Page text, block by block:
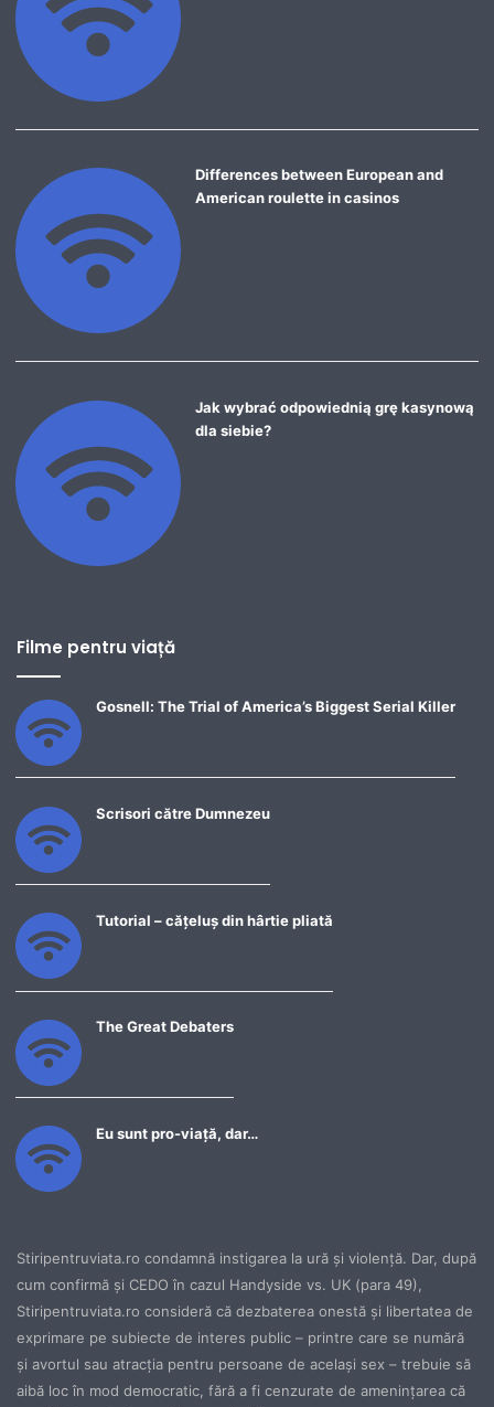
Differences between European and
American roulette in casinos
Jak wybrać odpowiednią grę kasynową
dla siebie?
Filme pentru viață
Gosnell: The Trial of America’s Biggest Serial Killer
Scrisori către Dumnezeu
Tutorial – cățeluș din hârtie pliată
The Great Debaters
Eu sunt pro-viață, dar…
Stiripentruviata.ro condamnă instigarea la ură şi violenţă. Dar, după
cum confirmă şi CEDO în cazul Handyside vs. UK (para 49),
Stiripentruviata.ro consideră că dezbaterea onestă şi libertatea de
exprimare pe subiecte de interes public – printre care se numără
şi avortul sau atracţia pentru persoane de acelaşi sex – trebuie să
aibă loc în mod democratic, fără a fi cenzurate de ameninţarea că